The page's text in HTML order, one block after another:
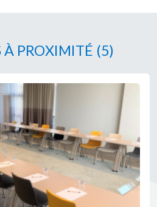
À PROXIMITÉ (5)